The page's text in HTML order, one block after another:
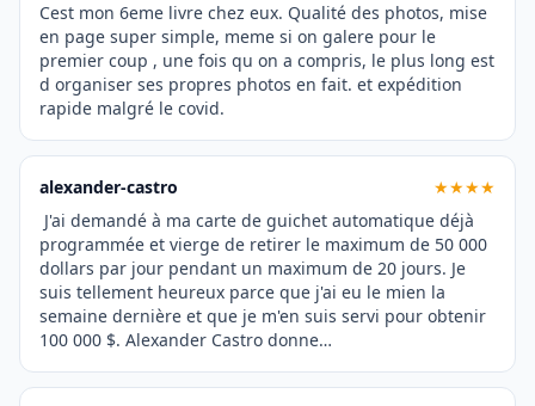
Cest mon 6eme livre chez eux. Qualité des photos, mise
en page super simple, meme si on galere pour le
premier coup , une fois qu on a compris, le plus long est
d organiser ses propres photos en fait. et expédition
rapide malgré le covid.
alexander-castro
★★★★
J'ai demandé à ma carte de guichet automatique déjà
programmée et vierge de retirer le maximum de 50 000
dollars par jour pendant un maximum de 20 jours. Je
suis tellement heureux parce que j'ai eu le mien la
semaine dernière et que je m'en suis servi pour obtenir
100 000 $. Alexander Castro donne…